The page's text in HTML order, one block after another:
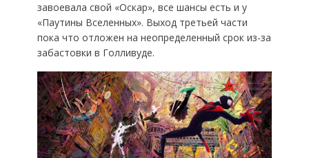
завоевала свой «Оскар», все шансы есть и у
«Паутины Вселенных». Выход третьей части
пока что отложен на неопределенный срок из-за
забастовки в Голливуде.